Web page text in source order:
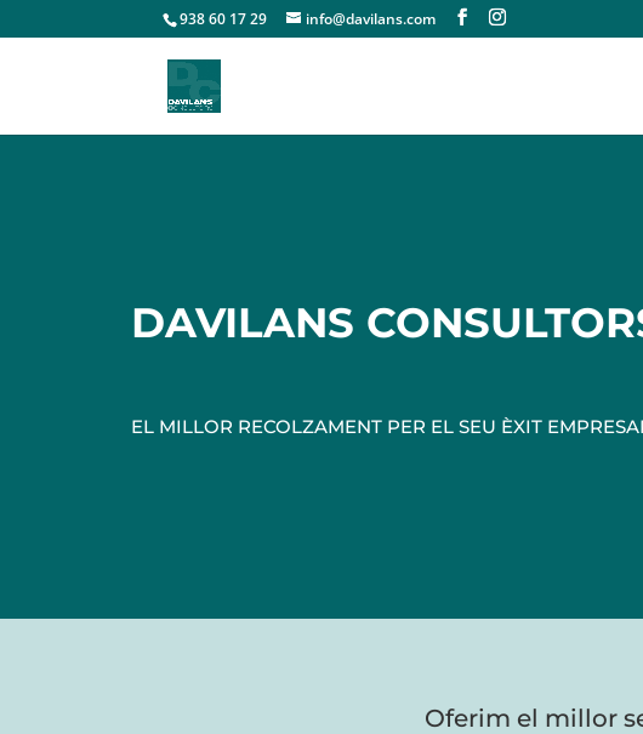
938 60 17 29 info@davilans.com
DAVILANS
EL MILLOR RECOLZAMENT PER EL SEU ÈXIT
Oferim el millor